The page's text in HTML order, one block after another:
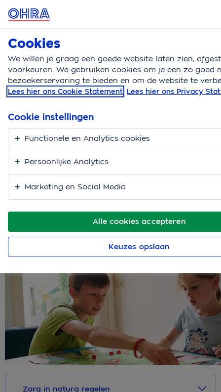
MENU
Zorgverzekering
Zorgverzekering Zorgassistent Natura pgb
Natura of
Persoonsgebonden
budget, hoe krijg je
het startgeld?
Heb je te horen gekregen dat je zorg mag regelen?
Meestal hoor je dan ook hoe je dat moet doen. Er zijn
namelijk 2 mogelijkheden: je regelt zorg in natura of
met een Persoonsgebonden budget (PGB). Het is goed
om te weten wat de verschillen zijn en waar je op
Zorg in natura regelen
Cookies
We willen je graag een goede website laten zien,
voorkeuren. We gebruiken cookies om je een zo goed
bezoekerservaring te bieden en om de website te
Lees hier ons Cookie Statement Lees hier ons Privacy
Alle cookies accepteren
Cookie instellingen
Functionele en Analytics cookies
Persoonlijke Analytics
Marketing en Social Media
Keuzes opslaan